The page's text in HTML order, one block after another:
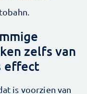
zelfs van
effect
is voorzien van